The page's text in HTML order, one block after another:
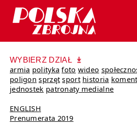
WYBIERZ DZIAŁ
armia polityka foto wideo
poligon sprzęt sport historia
jednostek patronaty medialne
ENGLISH
Prenumerata 2019